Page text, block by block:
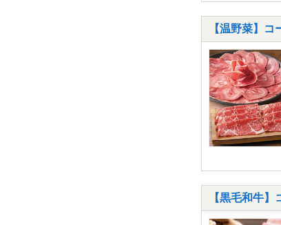
【温野菜】コ
【黒毛和牛】